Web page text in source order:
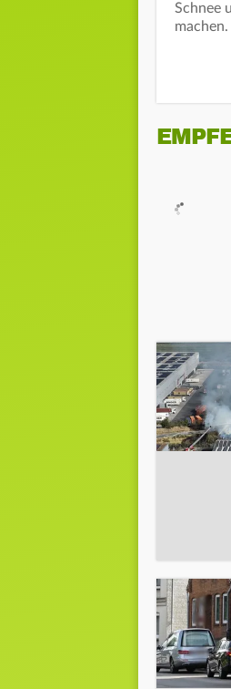
Schnee